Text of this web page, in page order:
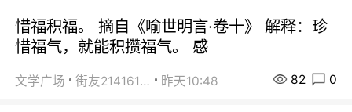
惜福积福。 摘自《喻世明言·卷十》 解释：珍
惜福气，就能积攒福气。 感
文学广场 街友21416156 昨天10:48 82 0